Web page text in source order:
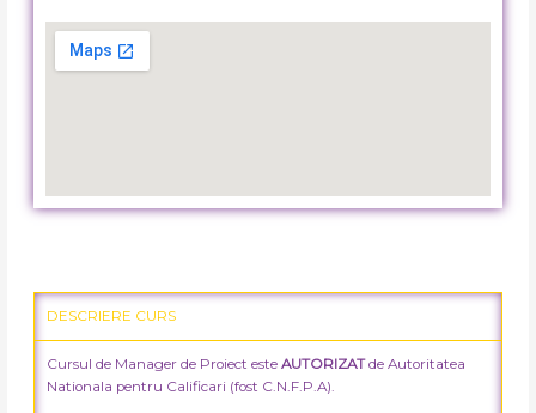
DESCRIERE CURS
Cursul de Manager de Proiect esteAUTORIZATde Autoritatea
Nationala pentru Calificari (fost C.N.F.P.A).